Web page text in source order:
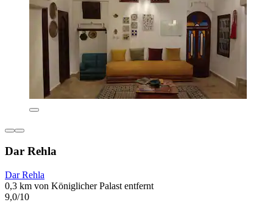
Dar Rehla
Dar Rehla
0,3 km von Königlicher Palast entfernt
9,0/10